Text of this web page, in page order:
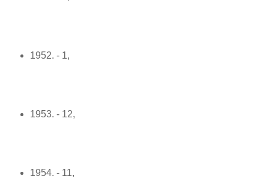
1952. - 1,
1953. - 12,
1954. - 11,